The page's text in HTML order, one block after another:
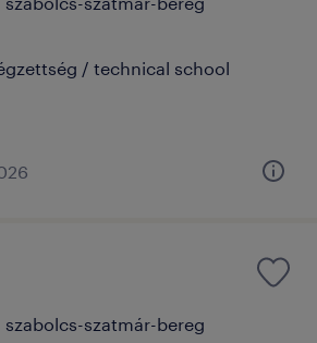
/ technical school
szatmár-bereg